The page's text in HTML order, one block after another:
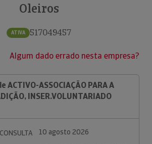
Oleiros
ATIVA 517049457
Algum dado errado nesta empresa?
ACTIVO-ASSOCIAÇÃO PARA A
INSER.VOLUNTARIADO
10 agosto 2026